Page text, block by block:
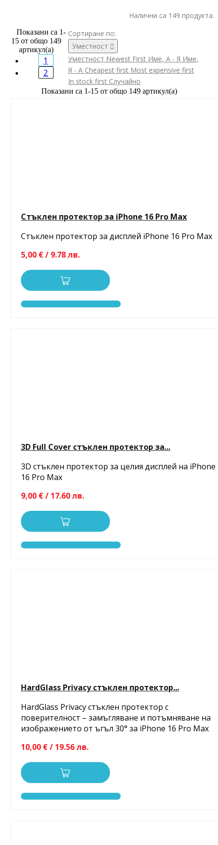
Налични са 149 продукта.
Сортиране по:
Уместност 
Уместност Newest First Име, А - Я Име,
Я - А Cheapest first Most expensive first
In stock first Случайно
Показани са 1-15 от общо 149 артикул(а)
Стъклен протектор за iPhone 16 Pro Max
Стъклен протектор за дисплей iPhone 16 Pro Max
5,00 € / 9.78 лв.
3D Full Cover стъклен протектор за...
3D стъклен протектор за целия дисплей на iPhone
16 Pro Max
9,00 € / 17.60 лв.
HardGlass Privacy стъклен протектор...
HardGlass Privacy стъклен протектор с
поверителност – замъгляване и потъмняване на
изображението от ъгъл 30° за iPhone 16 Pro Max
10,00 € / 19.56 лв.
Показани са 1-
15 от общо 149
артикул(а)
1
2